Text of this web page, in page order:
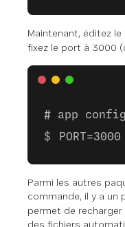
Maintenant, éditez
fixez le port à 3000
# app config
PORT=3000
Parmi les autres
commande, il y a un
permet de
des fichiers